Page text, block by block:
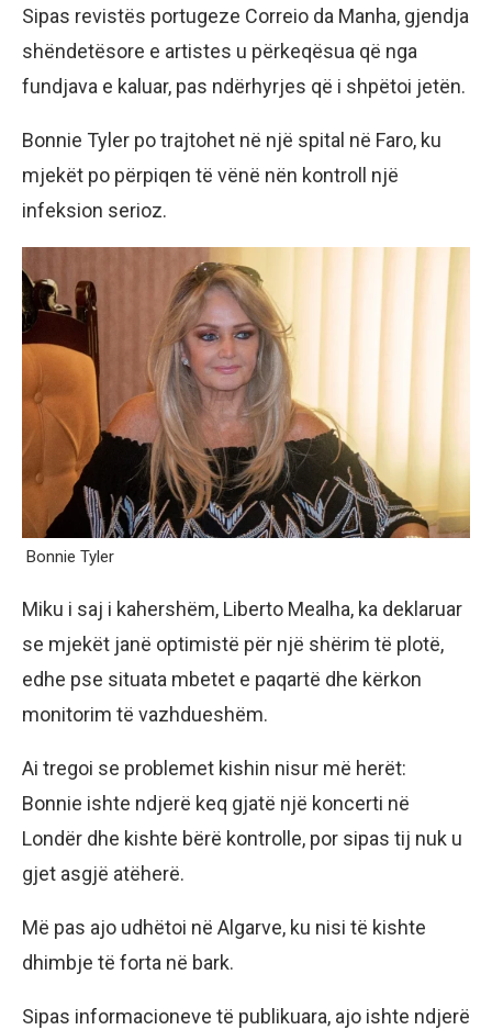
Sipas revistës portugeze Correio da Manha, gjendja
shëndetësore e artistes u përkeqësua që nga
fundjava e kaluar, pas ndërhyrjes që i shpëtoi jetën.
Bonnie Tyler po trajtohet në një spital në Faro, ku
mjekët po përpiqen të vënë nën kontroll një
infeksion serioz.
Bonnie Tyler
Miku i saj i kahershëm, Liberto Mealha, ka deklaruar
se mjekët janë optimistë për një shërim të plotë,
edhe pse situata mbetet e paqartë dhe kërkon
monitorim të vazhdueshëm.
Ai tregoi se problemet kishin nisur më herët:
Bonnie ishte ndjerë keq gjatë një koncerti në
Londër dhe kishte bërë kontrolle, por sipas tij nuk u
gjet asgjë atëherë.
Më pas ajo udhëtoi në Algarve, ku nisi të kishte
dhimbje të forta në bark.
Sipas informacioneve të publikuara, ajo ishte ndjerë